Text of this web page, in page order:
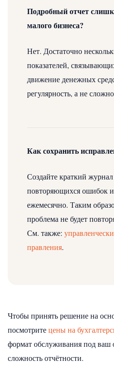
Подробный отчет
малого бизнеса?
Нет. Достаточно
показателей,
движение денежных
регулярность, а не
Как сохранить
Создайте краткий
повторяющихся ошибок и
ежемесячно. Таким
проблема не будет
См. также:
правления.
Чтобы принять решение на
посмотритецены на
формат обслуживания под ваш
сложность отчётности.